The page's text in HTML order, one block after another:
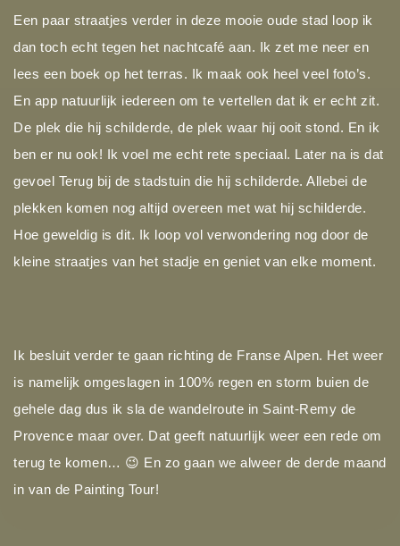
Een paar straatjes verder in deze mooie oude stad loop ik
dan toch echt tegen het nachtcafé aan. Ik zet me neer en
lees een boek op het terras. Ik maak ook heel veel foto’s.
En app natuurlijk iedereen om te vertellen dat ik er echt zit.
De plek die hij schilderde, de plek waar hij ooit stond. En ik
ben er nu ook! Ik voel me echt rete speciaal. Later na is dat
gevoel Terug bij de stadstuin die hij schilderde. Allebei de
plekken komen nog altijd overeen met wat hij schilderde.
Hoe geweldig is dit. Ik loop vol verwondering nog door de
kleine straatjes van het stadje en geniet van elke moment.
Ik besluit verder te gaan richting de Franse Alpen. Het weer
is namelijk omgeslagen in 100% regen en storm buien de
gehele dag dus ik sla de wandelroute in Saint-Remy de
Provence maar over. Dat geeft natuurlijk weer een rede om
terug te komen… 😉 En zo gaan we alweer de derde maand
in van de Painting Tour!